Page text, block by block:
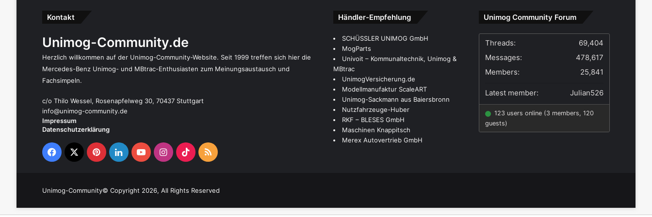
Kontakt
Unimog-Community.de
Herzlich willkommen auf der Unimog-Community-Website. Seit 1999 treffen sich hier die
Mercedes-Benz Unimog- und MBtrac-Enthusiasten zum Meinungsaustausch und
Fachsimpeln.
c/o Thilo Wessel, Rosenapfelweg 30, 70437 Stuttgart
info@unimog-community.de
Impressum
Datenschutzerklärung
Facebook
X PinterestLinkedInYouTubeInstagram
TikTokRSS
Händler-Empfehlung
Unimog-Sackmann aus Baiersbronn
Modellmanufaktur ScaleART
UnimogVersicherung.de
Univoit – Kommunaltechnik, Unimog &
MBtrac
Merex Autovertrieb GmbH
Nutzfahrzeuge-Huber
MogParts
Maschinen Knappitsch
SCHÜSSLER UNIMOG GmbH
RKF – BLESES GmbH
Unimog Community Forum
Threads:
69,404
Messages:
478,617
Members:
25,841
Latest member: Julian526
123 users online (3 members, 120
guests)
Unimog-Community© Copyright 2026, All Rights Reserved